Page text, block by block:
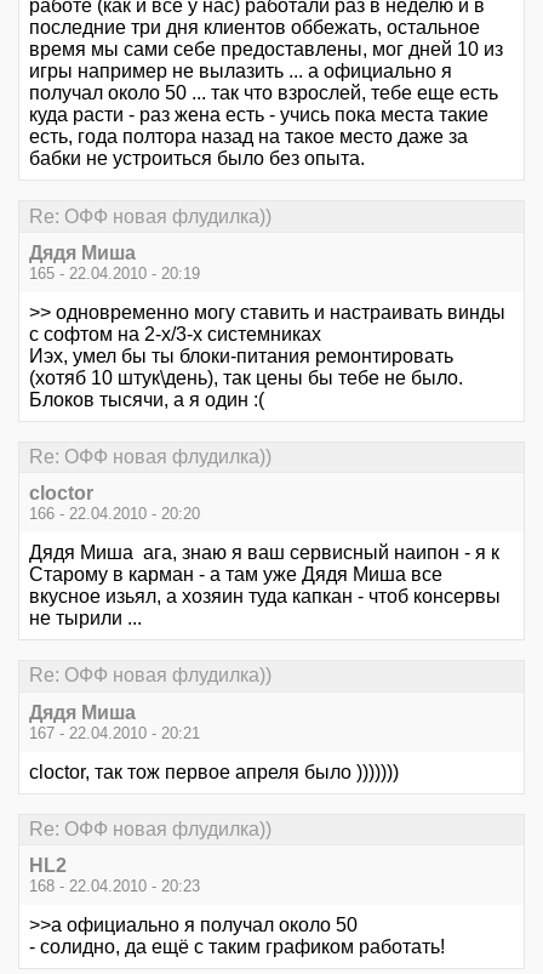
работе (как и все у нас) работали раз в неделю и в
последние три дня клиентов оббежать, остальное
время мы сами себе предоставлены, мог дней 10 из
игры например не вылазить ... а официально я
получал около 50 ... так что взрослей, тебе еще есть
куда расти - раз жена есть - учись пока места такие
есть, года полтора назад на такое место даже за
бабки не устроиться было без опыта.
Re: ОФФ новая флудилка))
Дядя Миша
165 - 22.04.2010 - 20:19
>> одновременно могу ставить и настраивать винды
с софтом на 2-х/3-х системниках
Иэх, умел бы ты блоки-питания ремонтировать
(хотяб 10 штук\день), так цены бы тебе не было.
Блоков тысячи, а я один :(
Re: ОФФ новая флудилка))
cloctor
166 - 22.04.2010 - 20:20
Дядя Миша ага, знаю я ваш сервисный наипон - я к
Старому в карман - а там уже Дядя Миша все
вкусное изьял, а хозяин туда капкан - чтоб консервы
не тырили ...
Re: ОФФ новая флудилка))
Дядя Миша
167 - 22.04.2010 - 20:21
cloctor, так тож первое апреля было )))))))
Re: ОФФ новая флудилка))
HL2
168 - 22.04.2010 - 20:23
>>а официально я получал около 50
- солидно, да ещё с таким графиком работать!